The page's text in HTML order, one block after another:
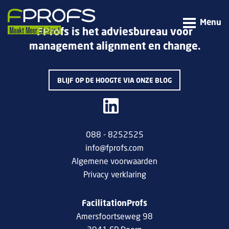
Menu
FProfs is het adviesbureau voor
management alignment en change.
BLIJF OP DE HOOGTE VIA ONZE BLOG
088 - 8252525
info@fprofs.com
Algemene voorwaarden
Privacy verklaring
FacilitationProfs
Amersfoortseweg 98